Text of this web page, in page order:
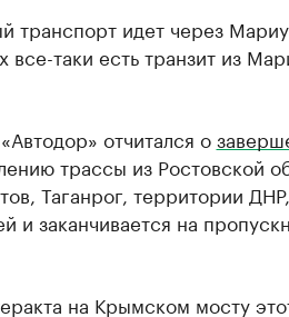
транспорт идет через
все-таки есть транзит из
отчитался о
трассы из Ростовской
Таганрог, территории
и заканчивается на
на Крымском мосту